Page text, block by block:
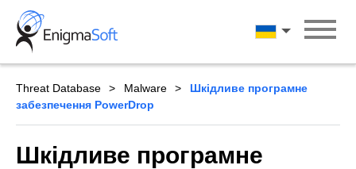
Skip
content
Українська
Threat Database Malware
Шкідливе програмне
забезпечення PowerDrop
Шкідливе програмне